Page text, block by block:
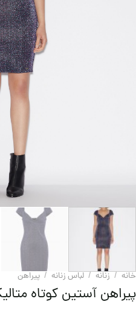
خانه / زنانه / لباس زنانه / پيراهن
پیراهن آستین کوتاه